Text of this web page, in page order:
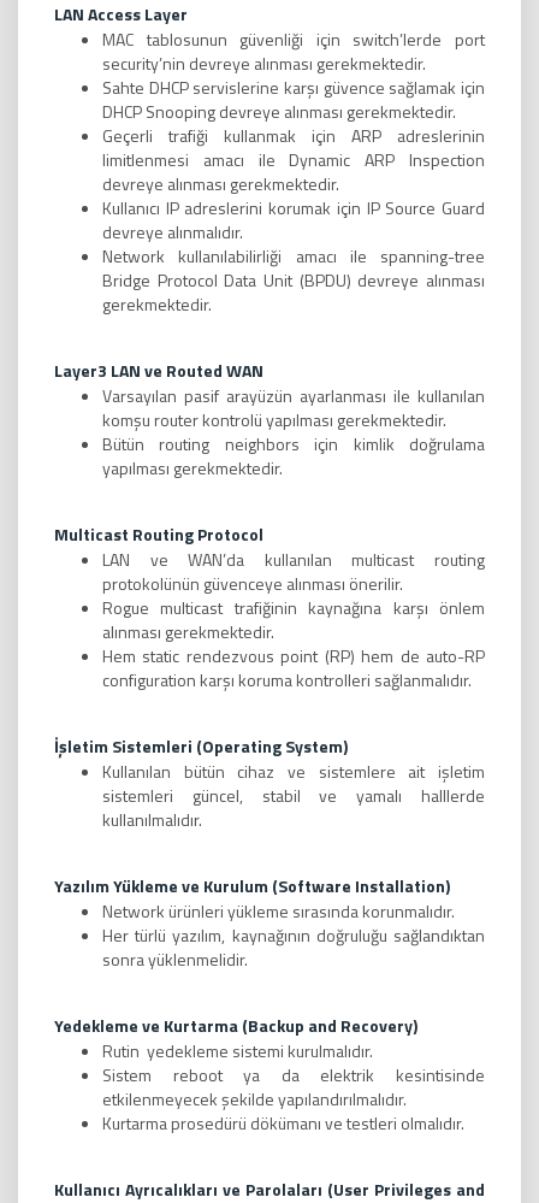
LAN Access Layer
MAC tablosunun güvenliği için switch’lerde port
security’nin devreye alınması gerekmektedir.
Sahte DHCP servislerine karşı güvence sağlamak için
DHCP Snooping devreye alınması gerekmektedir.
Geçerli trafiği kullanmak için ARP adreslerinin
limitlenmesi amacı ile Dynamic ARP Inspection
devreye alınması gerekmektedir.
Kullanıcı IP adreslerini korumak için IP Source Guard
devreye alınmalıdır.
Network kullanılabilirliği amacı ile spanning-tree
Bridge Protocol Data Unit (BPDU) devreye alınması
gerekmektedir.
Layer3 LAN ve Routed WAN
Varsayılan pasif arayüzün ayarlanması ile kullanılan
komşu router kontrolü yapılması gerekmektedir.
Bütün routing neighbors için kimlik doğrulama
yapılması gerekmektedir.
Multicast Routing Protocol
LAN ve WAN’da kullanılan multicast routing
protokolünün güvenceye alınması önerilir.
Rogue multicast trafiğinin kaynağına karşı önlem
alınması gerekmektedir.
Hem static rendezvous point (RP) hem de auto-RP
configuration karşı koruma kontrolleri sağlanmalıdır.
İşletim Sistemleri (Operating System)
Kullanılan bütün cihaz ve sistemlere ait işletim
sistemleri güncel, stabil ve yamalı halllerde
kullanılmalıdır.
Yazılım Yükleme ve Kurulum (Software Installation)
Network ürünleri yükleme sırasında korunmalıdır.
Her türlü yazılım, kaynağının doğruluğu sağlandıktan
sonra yüklenmelidir.
Yedekleme ve Kurtarma (Backup and Recovery)
Rutin yedekleme sistemi kurulmalıdır.
Sistem reboot ya da elektrik kesintisinde
etkilenmeyecek şekilde yapılandırılmalıdır.
Kurtarma prosedürü dökümanı ve testleri olmalıdır.
Kullanıcı Ayrıcalıkları ve Parolaları (User Privileges and